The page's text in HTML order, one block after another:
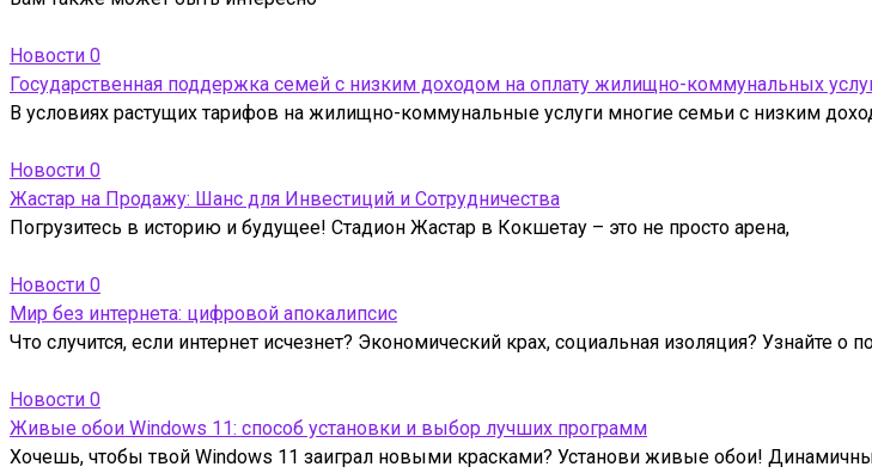
Новости 0
Государственная поддержка семей с низким доходом на оплату жилищно-коммунальных
В условиях растущих тарифов на жилищно-коммунальные услуги многие семьи с низким
Новости 0
Жастар на Продажу: Шанс для Инвестиций и Сотрудничества
Погрузитесь в историю и будущее! Стадион Жастар в Кокшетау – это не просто арена,
Новости 0
Мир без интернета: цифровой апокалипсис
Что случится, если интернет исчезнет? Экономический крах, социальная изоляция? Узнайте о
Новости 0
Живые обои Windows 11: способ установки и выбор лучших программ
Хочешь, чтобы твой Windows 11 заиграл новыми красками? Установи живые обои!